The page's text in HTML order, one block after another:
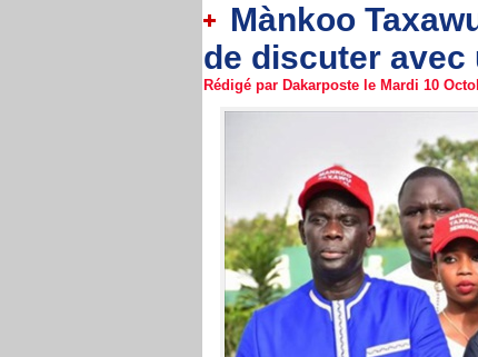
Mànkoo
de discuter
Rédigé par Dakarposte le Mardi 10